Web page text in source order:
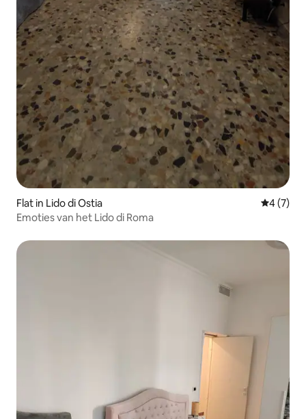
Flat in Lido di Ostia
4 (7)
Emoties van het Lido di Roma